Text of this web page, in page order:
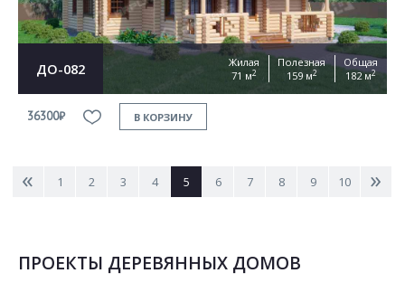
ДО-082
Жилая
71 м2
Полезная
159 м2
Общая
182 м2
36300₽ В КОРЗИНУ
< 1 2 3 4 5 6 7 8 9 10 >
ПРОЕКТЫ ДЕРЕВЯННЫХ ДОМОВ